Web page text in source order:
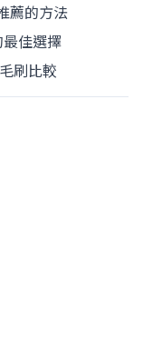
薦的方法
佳選擇
刷比較